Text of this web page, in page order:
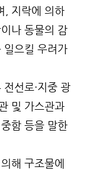
, 지락에 의하
나 동물의 감
일으킬 우려가
전선로·지중 광
및 가스관과
함 등을 말한
해 구조물에